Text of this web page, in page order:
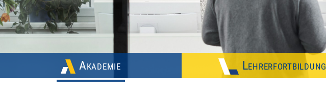
Akademie Lehrerfortbildung